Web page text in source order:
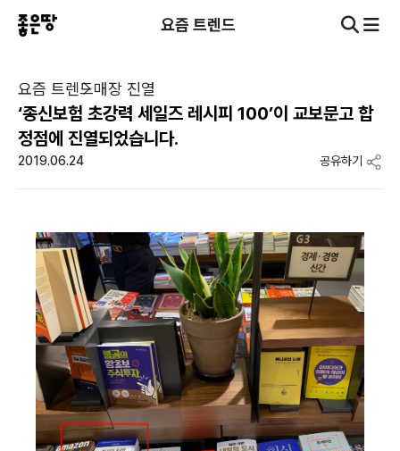
요즘 트렌드
요즘 트렌드매장 진열
‘종신보험 초강력 세일즈 레시피 100’이 교보문고 합
정점에 진열되었습니다.
2019.06.24 공유하기